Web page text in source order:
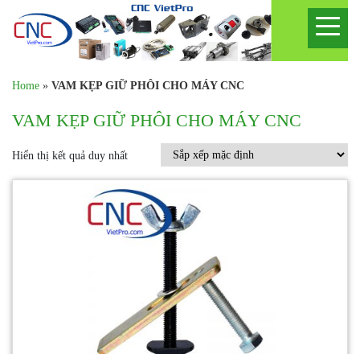
Home » VAM KẸP GIỮ PHÔI CHO MÁY CNC
VAM KẸP GIỮ PHÔI CHO MÁY CNC
Hiển thị kết quả duy nhất